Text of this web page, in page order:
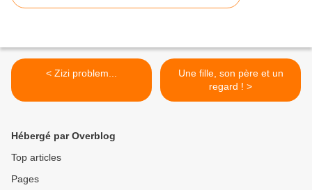
< Zizi problem...
Une fille, son père et un
regard ! >
Hébergé par Overblog
Top articles
Pages